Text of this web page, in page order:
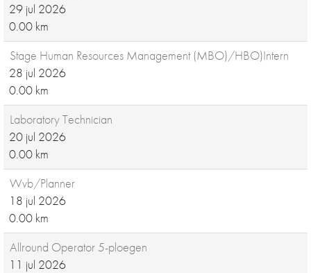
29 jul 2026
0.00 km
Stage Human Resources Management (MBO)/HBO)Intern
28 jul 2026
0.00 km
Laboratory Technician
20 jul 2026
0.00 km
Wvb/Planner
18 jul 2026
0.00 km
Allround Operator 5-ploegen
11 jul 2026